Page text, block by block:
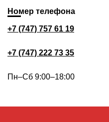
Номер телефона
+7 (747) 757 61 19
+7 (747) 222 73 35
Пн–Сб 9:00–18:00